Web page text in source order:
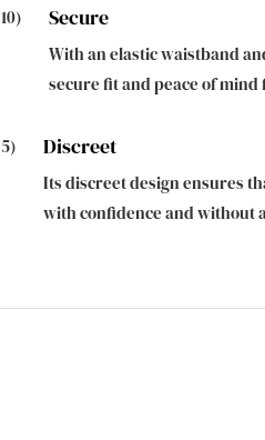
Secure
With an elastic waistband
secure fit and peace of
Discreet
Its discreet design ensures
with confidence and without